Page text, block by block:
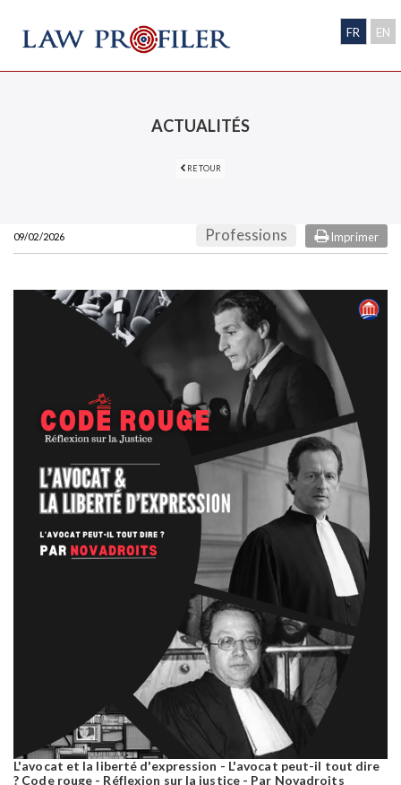
FR EN
ACTUALITÉS
RETOUR
Imprimer
09/02/2026 Professions
L'avocat et la liberté d'expression - L'avocat peut-il tout dire
? Code rouge - Réflexion sur la justice - Par Novadroits